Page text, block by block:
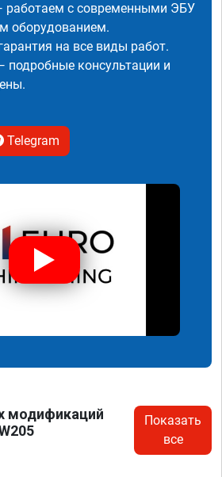
работаем с современными ЭБУ
оборудованием.
на все виды работ.
подробные консультации и
Telegram
модификаций
Показать
все